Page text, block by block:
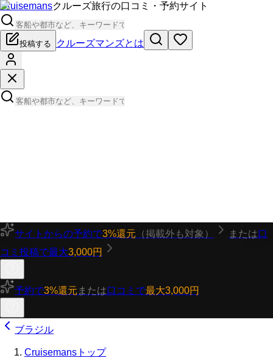
Cruisemansクルーズ旅行の口コミ・予約サイト
投稿する クルーズマンズとは
サイトからの予約で3%還元 （掲載外も対象） または口
コミ投稿で最大3,000円
予約で3%還元 または口コミで最大3,000円
ブラジル
Cruisemansトップ